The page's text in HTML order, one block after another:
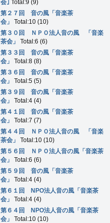
会｣ Total:9 (9)
第２７回 音の風「音楽茶
会」
Total:10 (10)
第３０回 ＮＰＯ法人音の風 「音楽
茶会」
Total:6 (6)
第３３回 音の風「音楽茶
会」
Total:8 (8)
第３６回 音の風「音楽茶
会」
Total:5 (5)
第３９回 音の風「音楽茶
会」
Total:4 (4)
第４１回 音の風「音楽茶
会」
Total:7 (7)
第４４回 ＮＰＯ法人音の風 「音楽
茶会」
Total:10 (10)
第５６回 ＮＰＯ法人音の風「音楽茶
会」
Total:6 (6)
第５９回 音の風「音楽茶
会」
Total:4 (4)
第６１回 NPO法人音の風「音楽茶
会」
Total:4 (4)
第６４回 NPO法人音の風「音楽茶
会」
Total:10 (10)